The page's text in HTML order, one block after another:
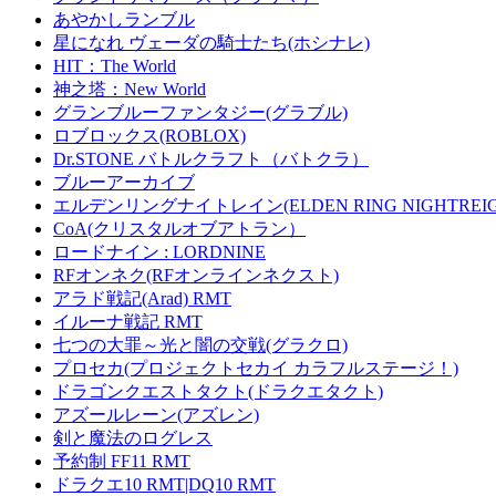
あやかしランブル
星になれ ヴェーダの騎士たち(ホシナレ)
HIT：The World
神之塔：New World
グランブルーファンタジー(グラブル)
ロブロックス(ROBLOX)
Dr.STONE バトルクラフト（バトクラ）
ブルーアーカイブ
エルデンリングナイトレイン(ELDEN RING
CoA(クリスタルオブアトラン）
ロードナイン : LORDNINE
RFオンネク(RFオンラインネクスト)
アラド戦記(Arad) RMT
イルーナ戦記 RMT
七つの大罪～光と闇の交戦(グラクロ)
プロセカ(プロジェクトセカイ カラフルステージ！)
ドラゴンクエストタクト(ドラクエタクト)
アズールレーン(アズレン)
剣と魔法のログレス
予約制 FF11 RMT
ドラクエ10 RMT|DQ10 RMT